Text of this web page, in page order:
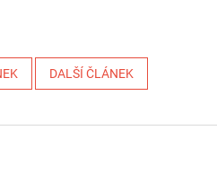
DALŠÍ ČLÁNEK